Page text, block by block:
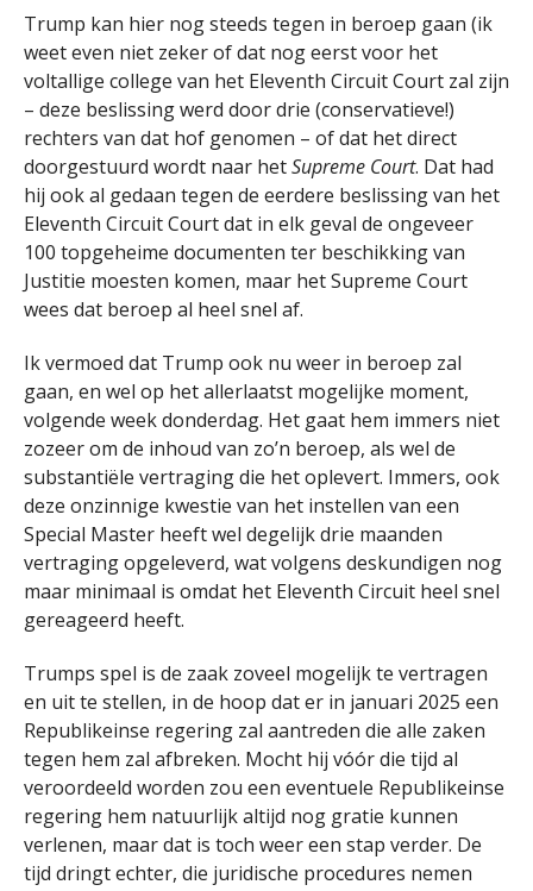
Trump kan hier nog steeds tegen in beroep gaan (ik
weet even niet zeker of dat nog eerst voor het
voltallige college van het Eleventh Circuit Court zal zijn
– deze beslissing werd door drie (conservatieve!)
rechters van dat hof genomen – of dat het direct
doorgestuurd wordt naar hetSupreme Court. Dat had
hij ook al gedaan tegen de eerdere beslissing van het
Eleventh Circuit Court dat in elk geval de ongeveer
100 topgeheime documenten ter beschikking van
Justitie moesten komen, maar het Supreme Court
wees dat beroep al heel snel af.
Ik vermoed dat Trump ook nu weer in beroep zal
gaan, en wel op het allerlaatst mogelijke moment,
volgende week donderdag. Het gaat hem immers niet
zozeer om de inhoud van zo’n beroep, als wel de
substantiële vertraging die het oplevert. Immers, ook
deze onzinnige kwestie van het instellen van een
Special Master heeft wel degelijk drie maanden
vertraging opgeleverd, wat volgens deskundigen nog
maar minimaal is omdat het Eleventh Circuit heel snel
gereageerd heeft.
Trumps spel is de zaak zoveel mogelijk te vertragen
en uit te stellen, in de hoop dat er in januari 2025 een
Republikeinse regering zal aantreden die alle zaken
tegen hem zal afbreken. Mocht hij vóór die tijd al
veroordeeld worden zou een eventuele Republikeinse
regering hem natuurlijk altijd nog gratie kunnen
verlenen, maar dat is toch weer een stap verder. De
tijd dringt echter, die juridische procedures nemen